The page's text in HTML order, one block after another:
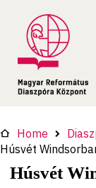
Home
Húsvét
Húsvét